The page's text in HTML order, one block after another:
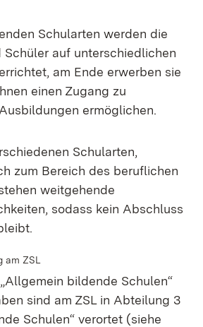
Schularten werden die
Schüler auf unterschiedlichen
am Ende erwerben sie
einen Zugang zu
ermöglichen.
Schularten,
zum Bereich des beruflichen
weitgehende
sodass kein Abschluss
ZSL
bildende Schulen“
sind am ZSL in Abteilung 3
Schulen“ verortet (siehe